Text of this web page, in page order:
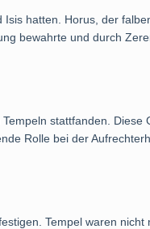
hatten. Horus, der
bewahrte und durch
stattfanden. Diese
Rolle bei der
Tempel waren nicht